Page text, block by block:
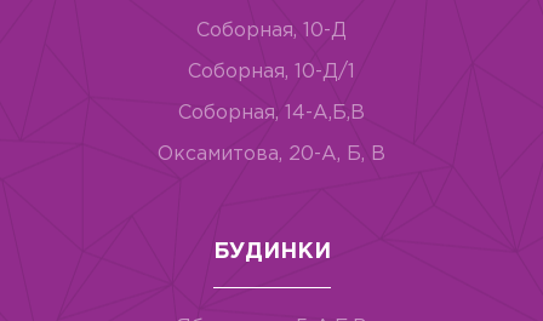
Соборная, 10-Д
Соборная, 10-Д/1
Соборная, 14-А,Б,В
Оксамитова, 20-А, Б, В
БУДИНКИ